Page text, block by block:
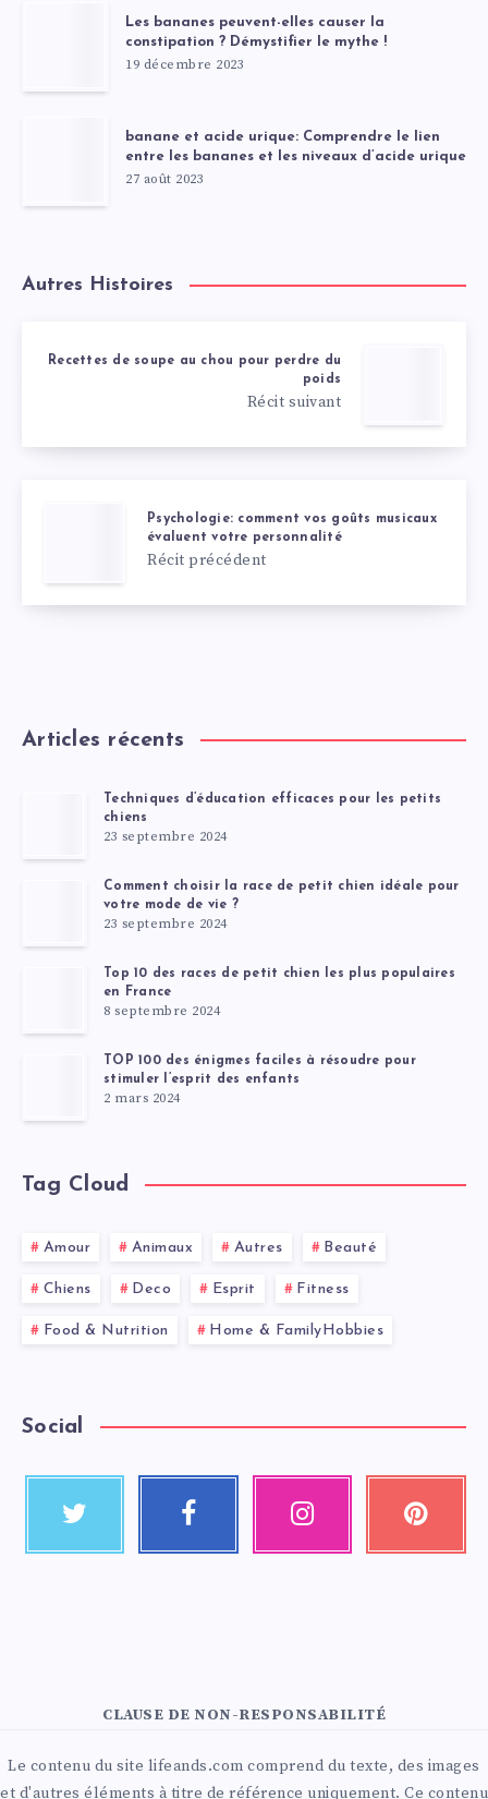
Les bananes peuvent-elles causer la
constipation ? Démystifier le mythe !
19 décembre 2023
banane et acide urique: Comprendre le lien
entre les bananes et les niveaux d’acide urique
27 août 2023
Autres Histoires
Recettes de soupe au chou pour perdre du
poids
Récit suivant
Psychologie: comment vos goûts musicaux
évaluent votre personnalité
Récit précédent
Articles récents
Techniques d’éducation efficaces pour les petits
chiens
23 septembre 2024
Comment choisir la race de petit chien idéale pour
votre mode de vie ?
23 septembre 2024
Top 10 des races de petit chien les plus populaires
en France
8 septembre 2024
TOP 100 des énigmes faciles à résoudre pour
stimuler l’esprit des enfants
2 mars 2024
Tag Cloud
Amour Animaux Autres Beauté
Chiens Deco Esprit Fitness
Food & Nutrition Home & FamilyHobbies
Social
CLAUSE DE NON-RESPONSABILITÉ
Le contenu du site lifeands.com comprend du texte, des images
et d'autres éléments à titre de référence uniquement. Ce contenu